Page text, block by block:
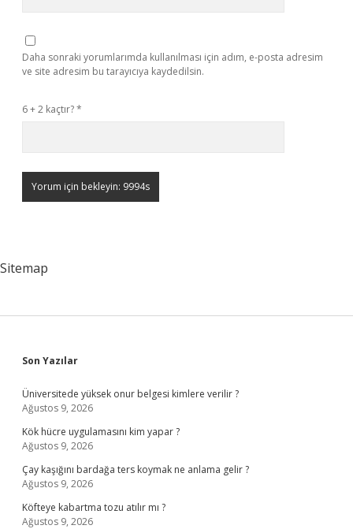
Daha sonraki yorumlarımda kullanılması için adım, e-posta adresim
ve site adresim bu tarayıcıya kaydedilsin.
6 + 2 kaçtır?*
Sitemap
Sidebar
Son Yazılar
Üniversitede yüksek onur belgesi kimlere verilir ?
Ağustos 9, 2026
Kök hücre uygulamasını kim yapar ?
Ağustos 9, 2026
Çay kaşığını bardağa ters koymak ne anlama gelir ?
Ağustos 9, 2026
Köfteye kabartma tozu atılır mı ?
Ağustos 9, 2026